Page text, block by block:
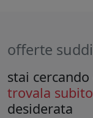
offerte
stai
trovala subito
desiderata